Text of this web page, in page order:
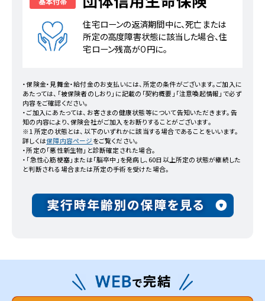
住宅ローンの返済期間中に、死亡または
所定の高度障害状態に該当した場合、住
宅ローン残高が０円に。
・保険金・見舞金・給付金のお支払いには、所定の条件がございます。ご加入に
あたっては、「被保険者のしおり」に記載の「契約概要」「注意喚起情報」で必ず
内容をご確認ください。
・ご加入にあたっては、お客さまの健康状態等について告知いただきます。告
知の内容により、保険会社がご加入をお断りすることがございます。
※1 所定の状態とは、以下のいずれかに該当する場合であることをいいます。
詳しくは保障内容ページ をご覧ください。
・所定の「悪性新生物」と診断確定された場合。
・「急性心筋梗塞」または「脳卒中」を発病し、60日以上所定の状態が継続した
と判断される場合または所定の手術を受けた場合。